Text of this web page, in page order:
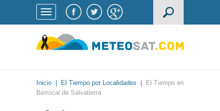
Inicio El Tiempo por Localidades
El Tiempo en
Berrocal de Salvatierra